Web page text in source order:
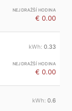
€ 0.00
0.33
€ 0.00
0.6